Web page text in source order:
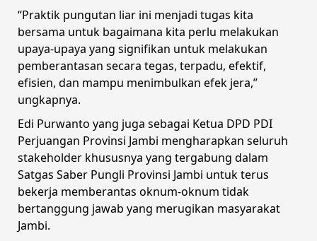
“Praktik pungutan liar ini menjadi tugas kita
bersama untuk bagaimana kita perlu melakukan
upaya-upaya yang signifikan untuk melakukan
pemberantasan secara tegas, terpadu, efektif,
efisien, dan mampu menimbulkan efek jera,”
ungkapnya.
Edi Purwanto yang juga sebagai Ketua DPD PDI
Perjuangan Provinsi Jambi mengharapkan seluruh
stakeholder khususnya yang tergabung dalam
Satgas Saber Pungli Provinsi Jambi untuk terus
bekerja memberantas oknum-oknum tidak
bertanggung jawab yang merugikan masyarakat
Jambi.